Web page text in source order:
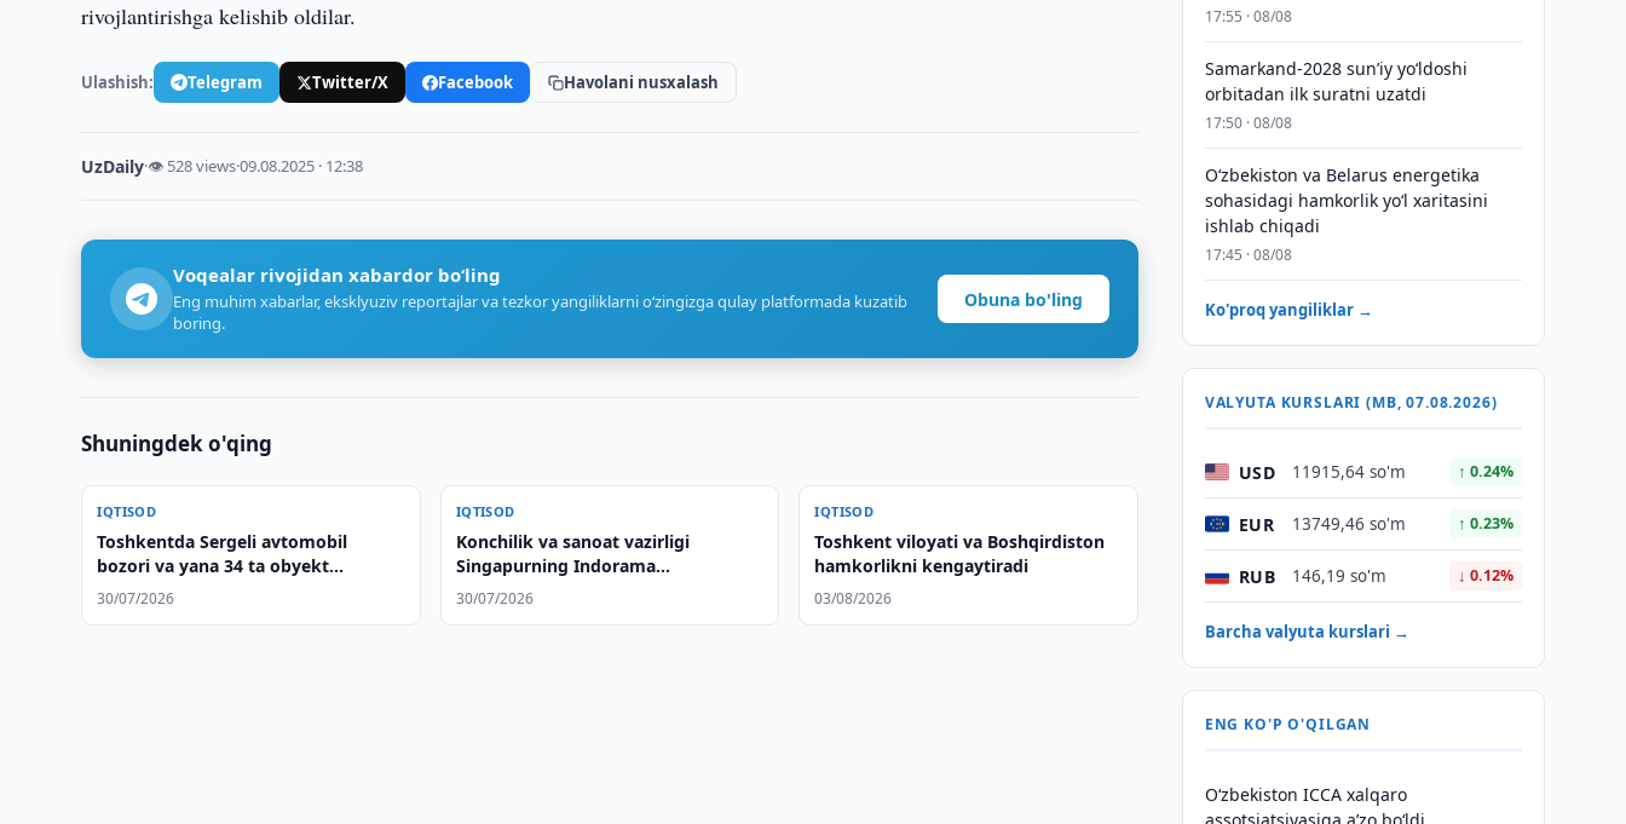
rivojlantirishga kelishib oldilar.
Ulashish: Telegram Twitter/X Facebook Havolani nusxalash
UzDaily·👁 528 views·09.08.2025 · 12:38
Voqealar rivojidan xabardor bo‘ling
Eng muhim xabarlar, eksklyuziv reportajlar va tezkor yangiliklarni o‘zingizga qulay platformada kuzatib
boring.
Obuna bo'ling
Shuningdek o'qing
IQTISOD
Toshkentda Sergeli avtomobil
bozori va yana 34 ta obyekt
xususiylashtiriladi
30/07/2026
IQTISOD
Konchilik va sanoat vazirligi
Singapurning Indorama
kompaniyasi bilan hamkorlikni
30/07/2026
IQTISOD
Toshkent viloyati va Boshqirdiston
hamkorlikni kengaytiradi
03/08/2026
17:55 · 08/08
Samarkand-2028 sunʼiy yo‘ldoshi
orbitadan ilk suratni uzatdi
17:50 · 08/08
Oʻzbekiston va Belarus energetika
sohasidagi hamkorlik yoʻl xaritasini
ishlab chiqadi
17:45 · 08/08
Ko'proq yangiliklar →
VALYUTA KURSLARI (MB, 07.08.2026)
USD 11915,64 so'm ↑ 0.24%
EUR 13749,46 so'm ↑ 0.23%
RUB 146,19 so'm ↓ 0.12%
Barcha valyuta kurslari →
ENG KO'P O'QILGAN
O‘zbekiston ICCA xalqaro